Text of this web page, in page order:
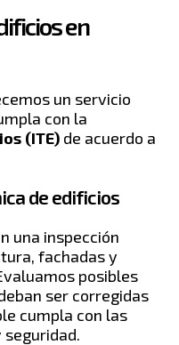
en
un servicio
con la
(ITE) de acuerdo a
de edificios
una inspección
fachadas y
posibles
ser corregidas
cumpla con las
seguridad.